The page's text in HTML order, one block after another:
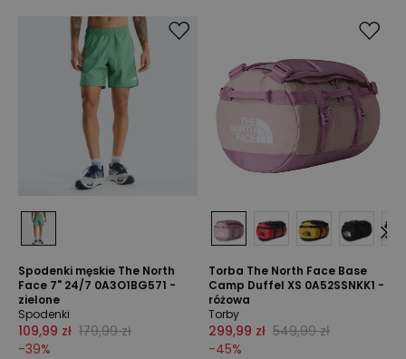
Spodenki męskie The North
Face 7" 24/7 0A3O1BG571 -
zielone
Spodenki
109,99 zł 179,99 zł
-39%
Torba The North Face Base
Camp Duffel XS 0A52SSNKK1 -
różowa
Torby
299,99 zł 549,99 zł
-45%